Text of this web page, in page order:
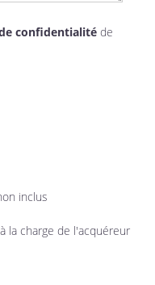
confidentialité de
inclus
la charge de l'acquéreur